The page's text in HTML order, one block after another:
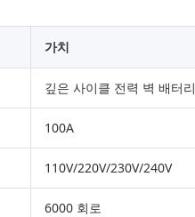
가치
깊은 사이클 전력 벽 배터리
100A
110V/220V/230V/240V
6000 회로